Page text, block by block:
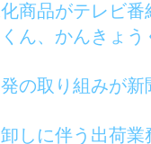
商品がテレビ
ん、かんきょ
の取り組みが
しに伴う出荷